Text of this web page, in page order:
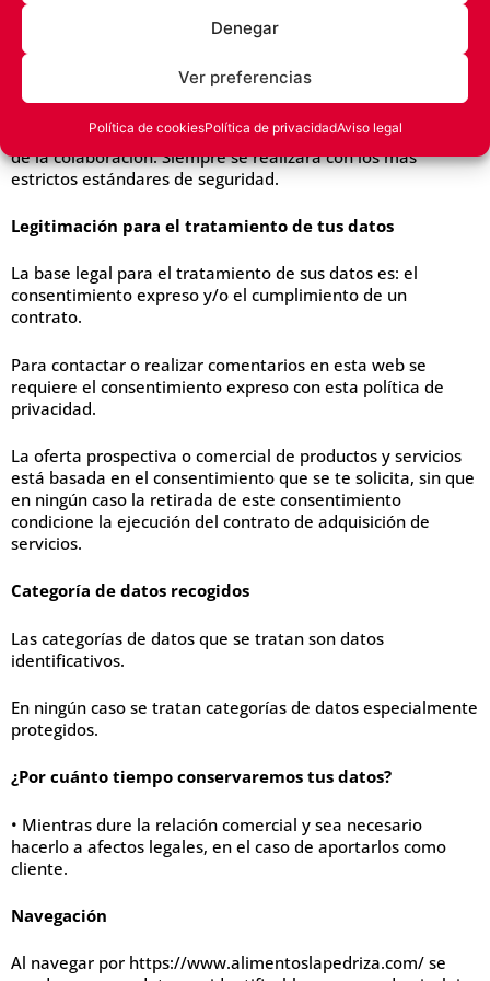
Denegar
Ver preferencias
Política de cookiesPolítica de privacidadAviso legal
cede datos de carácter personal que puedan identificar al
usuario, ni lo hará en el futuro, a terceros sin el
consentimiento previo. Sin embargo, en algunos casos se
pueden realizar colaboraciones con otros profesionales, en
informando sobre la identidad del colaborador y la finalidad
de la colaboración. Siempre se realizará con los más
estrictos estándares de seguridad.
Legitimación para el tratamiento de tus datos
La base legal para el tratamiento de sus datos es: el
consentimiento expreso y/o el cumplimiento de un
contrato.
Para contactar o realizar comentarios en esta web se
requiere el consentimiento expreso con esta política de
privacidad.
La oferta prospectiva o comercial de productos y servicios
está basada en el consentimiento que se te solicita, sin que
en ningún caso la retirada de este consentimiento
condicione la ejecución del contrato de adquisición de
servicios.
Categoría de datos recogidos
Las categorías de datos que se tratan son datos
identificativos.
En ningún caso se tratan categorías de datos especialmente
protegidos.
¿Por cuánto tiempo conservaremos tus datos?
• Mientras dure la relación comercial y sea necesario
hacerlo a afectos legales, en el caso de aportarlos como
cliente.
Navegación
Al navegar por https://www.alimentoslapedriza.com/ se